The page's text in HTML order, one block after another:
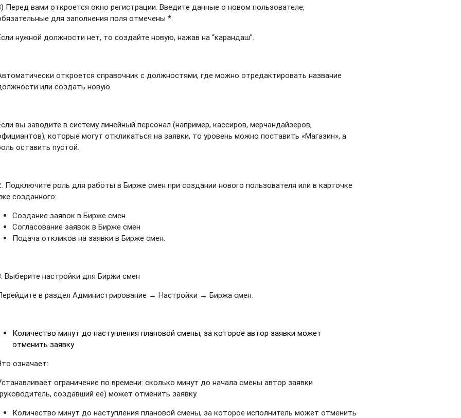
Перед вами откроется окно регистрации. Введите данные о новом пользователе,
для заполнения поля отмечены *.
нужной должности нет, то создайте новую, нажав на “карандаш”.
откроется справочник с должностями, где можно отредактировать название
или создать новую.
вы заводите в систему линейный персонал (например, кассиров, мерчандайзеров,
которые могут откликаться на заявки, то уровень можно поставить «Магазин», а
оставить пустой.
Подключите роль для работы в Бирже смен при создании нового пользователя или в карточке
созданного:
Создание заявок в Бирже смен
Согласование заявок в Бирже смен
Подача откликов на заявки в Бирже смен.
Выберите настройки для Биржи смен
в раздел Администрирование → Настройки → Биржа смен.
Количество минут до наступления плановой смены, за которое автор заявки может
отменить заявку
означает:
ограничение по времени: сколько минут до начала смены автор заявки
создавший её) может отменить заявку.
Количество минут до наступления плановой смены, за которое исполнитель может отменить